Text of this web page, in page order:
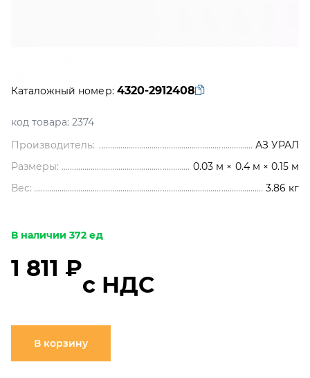
Каталожный номер: 4320-2912408
код товара: 2374
Производитель:
АЗ УРАЛ
Размеры:
0.03 м × 0.4 м × 0.15 м
Вес:
3.86 кг
В наличии 372 ед
1 811 ₽
с НДС
В корзину